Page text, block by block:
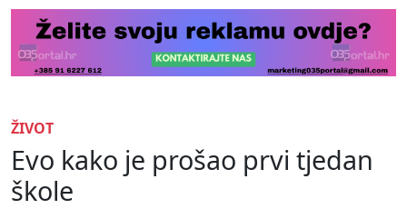
ŽIVOT
Evo kako je prošao prvi tjedan
škole